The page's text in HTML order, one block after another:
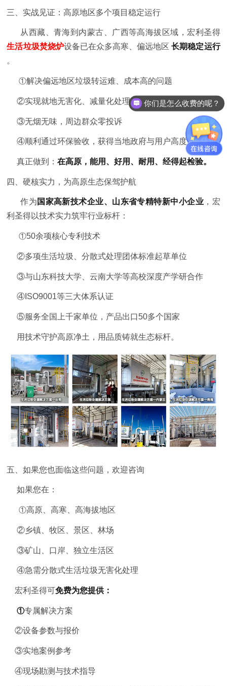
三、实战见证：高原地区多个项目稳定运行
从西藏、青海到内蒙古、广西等高海拔区域，宏利圣得
生活垃圾焚烧炉设备已在众多高寒、偏远地区 长期稳定运行
。
①解决偏远地区垃圾转运难、成本高的问题
②实现就地无害化、减量化处理
③无烟无味，周边群众零投诉
④顺利通过环保验收，获得当地政府与用户高度认可
真正做到：在高原，能用、好用、耐用、经得起检验。
四、硬核实力，为高原生态保驾护航
作为 国家高新技术企业、山东省专精特新中小企业 ，宏
利圣得以技术实力筑牢行业标杆：
①50余项核心专利技术
②多项生活垃圾、分散式处理团体标准起草单位
③与山东科技大学、云南大学等高校深度产学研合作
④ ISO9001等三大体系认证
⑤服务全国上千家单位，产品出口50多个国家
用技术守护高原净土，用品质铸就生态标杆。
五、如果您也面临这些问题，欢迎咨询
如果您在：
①高原、高寒、高海拔地区
②乡镇、牧区、景区、林场
③矿山、口岸、独立生活区
④急需分散式生活垃圾无害化处理
宏利圣得可免费为您提供：
①专属解决方案
②设备参数与报价
③实地案例参考
④现场勘测与技术指导
你们是怎么收费的呢？